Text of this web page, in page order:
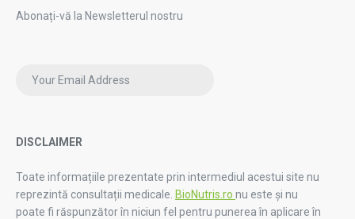
Abonați-vă la Newsletterul nostru
DISCLAIMER
Toate informațiile prezentate prin intermediul acestui site nu
reprezintă consultații medicale. BioNutris.ro nu este și nu
poate fi răspunzător în niciun fel pentru punerea în aplicare în